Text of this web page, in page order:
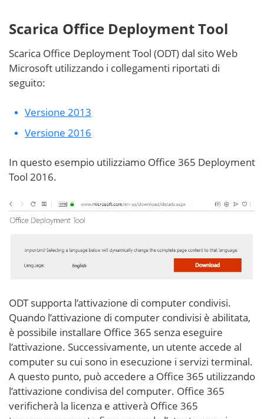
Scarica Office Deployment Tool
Scarica Office Deployment Tool (ODT) dal sito Web
Microsoft utilizzando i collegamenti riportati di
seguito:
Versione 2013
Versione 2016
In questo esempio utilizziamo Office 365 Deployment
Tool 2016.
ODT supporta l’attivazione di computer condivisi.
Quando l’attivazione di computer condivisi è abilitata,
è possibile installare Office 365 senza eseguire
l’attivazione. Successivamente, un utente accede al
computer su cui sono in esecuzione i servizi terminal.
A questo punto, può accedere a Office 365 utilizzando
l’attivazione condivisa del computer. Office 365
verificherà la licenza e attiverà Office 365